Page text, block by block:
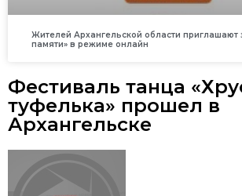
Жителей Архангельской области приглашают
памяти» в режиме онлайн
Фестиваль танца
туфелька» прошел в
Архангельске